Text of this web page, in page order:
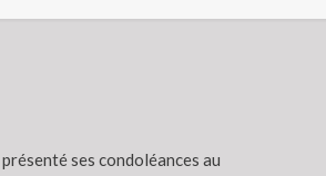
ses condoléances au